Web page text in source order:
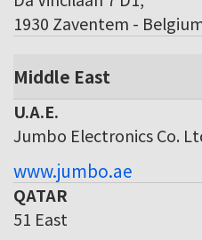
1930 Zaventem -
Middle East
U.A.E.
Jumbo Electronics Co.
www.jumbo.ae
QATAR
51 East